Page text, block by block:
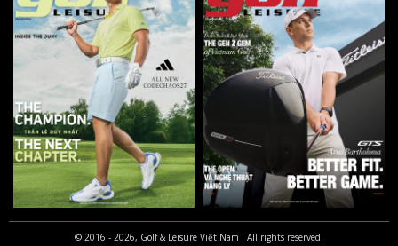
© 2016 - 2026, Golf & Leisure Việt Nam . All rights reserved.